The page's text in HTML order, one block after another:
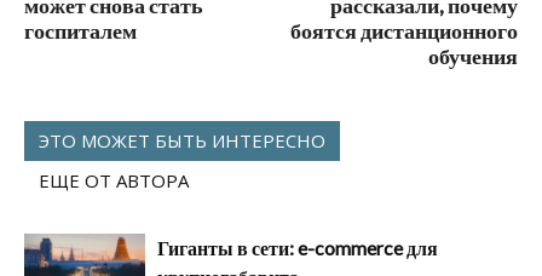
госпиталем
боятся дистанционного
обучения
ЭТО МОЖЕТ БЫТЬ ИНТЕРЕСНО
ЕЩЕ ОТ АВТОРА
Гиганты в сети: e-commerce для